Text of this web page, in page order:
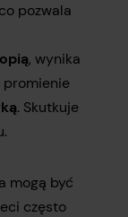
pozwala
, wynika
promienie
. Skutkuje
mogą być
często